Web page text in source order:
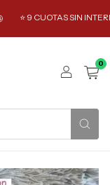
⭐️ 9 CUOTAS SIN
0